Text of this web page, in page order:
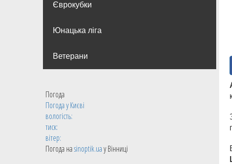
Єврокубки
Юнацька ліга
Ветерани
Погода
Погода уКиєві
вологість:
тиск:
вітер:
Погода наsinoptik.uaу Вінниці